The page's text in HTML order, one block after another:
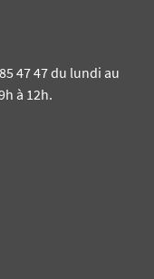
47 47 du lundi au
à 12h.